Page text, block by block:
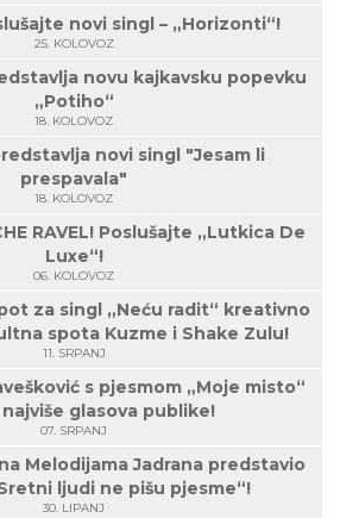
novi singl – „Horizonti“!
25. KOLOVOZ
novu kajkavsku popevku
„Potiho“
18. KOLOVOZ
novi singl "Jesam li
prespavala"
18. KOLOVOZ
RAVEL! Poslušajte „Lutkica De
Luxe“!
06. KOLOVOZ
za singl „Neću radit“ kreativno
spota Kuzme i Shake Zulu!
11. SRPANJ
s pjesmom „Moje misto“
glasova publike!
07. SRPANJ
Melodijama Jadrana predstavio
ljudi ne pišu pjesme“!
30. LIPANJ